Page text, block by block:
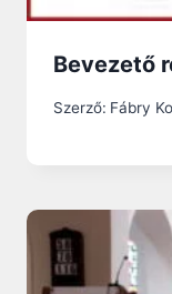
Bevezető
Szerző: Fábry